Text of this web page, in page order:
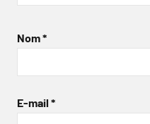
Nom*
E-mail *